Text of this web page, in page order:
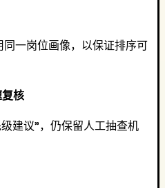
一岗位画像，以保证排序可
核
建议”，仍保留人工抽查机